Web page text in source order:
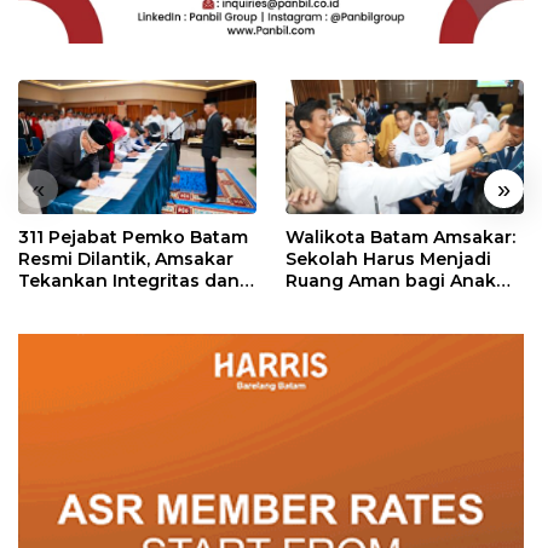
« »
311 Pejabat Pemko Batam
Resmi Dilantik, Amsakar
Tekankan Integritas dan
Walikota Batam Amsakar:
Sekolah Harus Menjadi
Ruang Aman bagi Anak